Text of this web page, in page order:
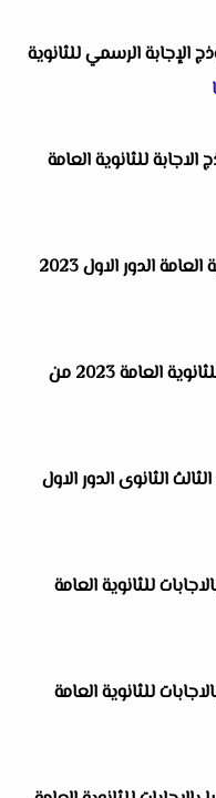
الإجابة الرسمي للثانوية
للثانوية العامة
امتحان الجيولوجيا بالاجابات للثانوية العامة الدور الاول 2023
امتحان جيولوجيا متوقع بالاجابات للثانوية العامة 2023 من
الثانوى الدور الاول
للثانوية العامة
للثانوية العامة